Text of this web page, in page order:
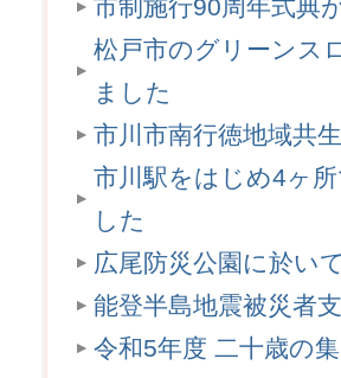
市制施行90周年式典
松戸市のグリーンス
ました
市川市南行徳地域共
市川駅をはじめ4ヶ
した
広尾防災公園に於い
能登半島地震被災者
令和5年度 二十歳の